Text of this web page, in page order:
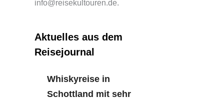
info@reisekultouren.de.
Aktuelles aus dem
Reisejournal
Whiskyreise in
Schottland mit sehr